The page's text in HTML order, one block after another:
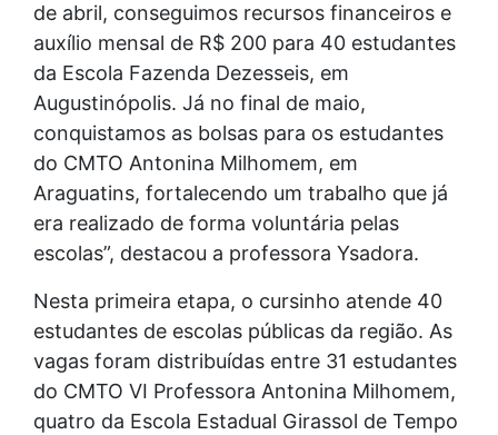
de abril, conseguimos recursos financeiros e
auxílio mensal de R$ 200 para 40 estudantes
da Escola Fazenda Dezesseis, em
Augustinópolis. Já no final de maio,
conquistamos as bolsas para os estudantes
do CMTO Antonina Milhomem, em
Araguatins, fortalecendo um trabalho que já
era realizado de forma voluntária pelas
escolas”, destacou a professora Ysadora.
Nesta primeira etapa, o cursinho atende 40
estudantes de escolas públicas da região. As
vagas foram distribuídas entre 31 estudantes
do CMTO VI Professora Antonina Milhomem,
quatro da Escola Estadual Girassol de Tempo